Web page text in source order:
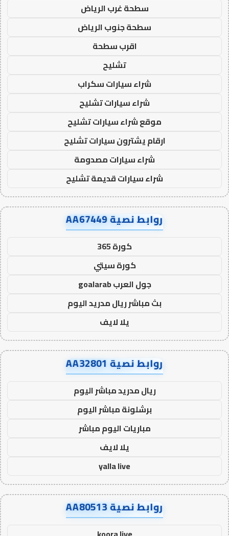
سطحة غرب الرياض
سطحة جنوب الرياض
اقرب سطحة
تشليح
شراء سيارات سكراب
شراء سيارات تشليح
موقع شراء سيارات تشليح
ارقام يشترون سيارات تشليح
شراء سيارات مصدومة
شراء سيارات قديمة تشليح
روابط نصية AA67449
كورة 365
كورة سيتي
جول العرب goalarab
بث مباشر ريال مدريد اليوم
يلا لايف
روابط نصية AA32801
ريال مدريد مباشر اليوم
برشلونة مباشر اليوم
مباريات اليوم مباشر
يلا لايف
yalla live
روابط نصية AA80513